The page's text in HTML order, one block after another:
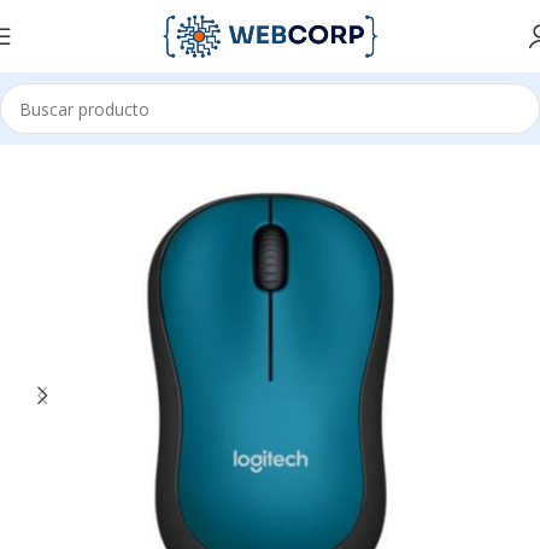
Inicio ACCESORIOS PARA OFICINA MOUSE